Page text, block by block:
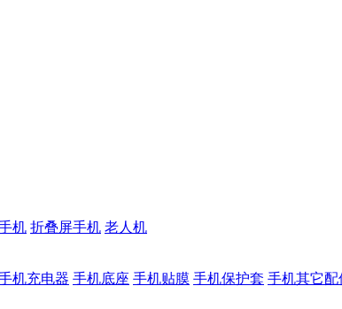
机 折叠屏手机 老人机
机充电器 手机底座 手机贴膜 手机保护套 手机其它配